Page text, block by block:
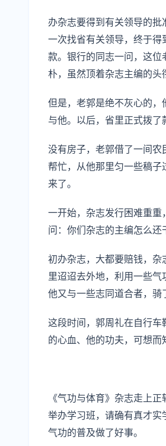
办杂志要得到有关领导的
一次找省有关领导，终于
款。银行的同志一问，这
朴，虽然顶着杂志主编的
但是，老郭是绝不灰心的
与他。以后，省里正式拨了
没有房子，老郭借了一间
帮忙，从他那里匀一些稿
来了。
一开始，杂志发行困难重
问：你们杂志的主编怎么还
初办杂志，大都要赔钱，
里迢迢去外地，利用一些
他又与一些志同道合者，骑
这段时间，郭周礼在自行
的心血、他的功夫，可想而
《气功与体育》杂志走上
举办学习班，请确有真才
气功的普及做了好事。